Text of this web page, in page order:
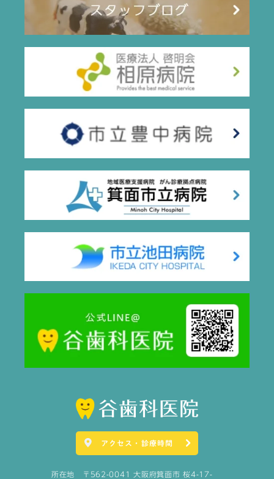
アクセス・診療時間
所在地 〒562-0041 大阪府箕面市 桜4-17-